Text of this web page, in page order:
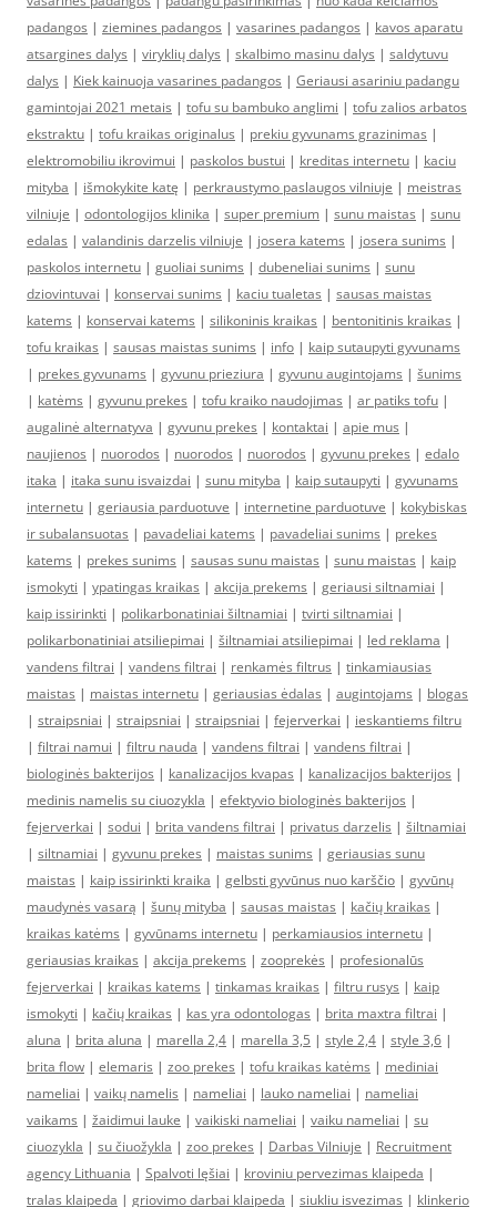
padangos | ziemines padangos | vasarines padangos | kavos aparatu
atsargines dalys | viryklių dalys | skalbimo masinu dalys | saldytuvu
dalys | Kiek kainuoja vasarines padangos | Geriausi asariniu padangu
gamintojai 2021 metais | tofu su bambuko anglimi | tofu zalios arbatos
ekstraktu | tofu kraikas originalus | prekiu gyvunams grazinimas |
elektromobiliu ikrovimui | paskolos bustui | kreditas internetu | kaciu
mityba | išmokykite katę | perkraustymo paslaugos vilniuje | meistras
vilniuje | odontologijos klinika | super premium | sunu maistas | sunu
edalas | valandinis darzelis vilniuje | josera katems | josera sunims |
paskolos internetu | guoliai sunims | dubeneliai sunims | sunu
dziovintuvai | konservai sunims | kaciu tualetas | sausas maistas
katems | konservai katems | silikoninis kraikas | bentonitinis kraikas |
tofu kraikas | sausas maistas sunims | info | kaip sutaupyti gyvunams
| prekes gyvunams | gyvunu prieziura | gyvunu augintojams | šunims
| katėms | gyvunu prekes | tofu kraiko naudojimas | ar patiks tofu |
augalinė alternatyva | gyvunu prekes | kontaktai | apie mus |
naujienos | nuorodos | nuorodos | nuorodos | gyvunu prekes | edalo
itaka | itaka sunu isvaizdai | sunu mityba | kaip sutaupyti | gyvunams
internetu | geriausia parduotuve | internetine parduotuve | kokybiskas
ir subalansuotas | pavadeliai katems | pavadeliai sunims | prekes
katems | prekes sunims | sausas sunu maistas | sunu maistas | kaip
ismokyti | ypatingas kraikas | akcija prekems | geriausi siltnamiai |
kaip issirinkti | polikarbonatiniai šiltnamiai | tvirti siltnamiai |
polikarbonatiniai atsiliepimai | šiltnamiai atsiliepimai | led reklama |
vandens filtrai | vandens filtrai | renkamės filtrus | tinkamiausias
maistas | maistas internetu | geriausias ėdalas | augintojams | blogas
| straipsniai | straipsniai | straipsniai | fejerverkai | ieskantiems filtru
| filtrai namui | filtru nauda | vandens filtrai | vandens filtrai |
biologinės bakterijos | kanalizacijos kvapas | kanalizacijos bakterijos |
medinis namelis su ciuozykla | efektyvio biologinės bakterijos |
fejerverkai | sodui | brita vandens filtrai | privatus darzelis | šiltnamiai
| siltnamiai | gyvunu prekes | maistas sunims | geriausias sunu
maistas | kaip issirinkti kraika | gelbsti gyvūnus nuo karščio | gyvūnų
maudynės vasarą | šunų mityba | sausas maistas | kačių kraikas |
kraikas katėms | gyvūnams internetu | perkamiausios internetu |
geriausias kraikas | akcija prekems | zooprekės | profesionalūs
fejerverkai | kraikas katems | tinkamas kraikas | filtru rusys | kaip
ismokyti | kačių kraikas | kas yra odontologas | brita maxtra filtrai |
aluna | brita aluna | marella 2,4 | marella 3,5 | style 2,4 | style 3,6 |
brita flow | elemaris | zoo prekes | tofu kraikas katėms | mediniai
nameliai | vaikų namelis | nameliai | lauko nameliai | nameliai
vaikams | žaidimui lauke | vaikiski nameliai | vaiku nameliai | su
ciuozykla | su čiuožykla | zoo prekes | Darbas Vilniuje | Recruitment
agency Lithuania | Spalvoti lęšiai | kroviniu pervezimas klaipeda |
tralas klaipeda | griovimo darbai klaipeda | siukliu isvezimas | klinkerio